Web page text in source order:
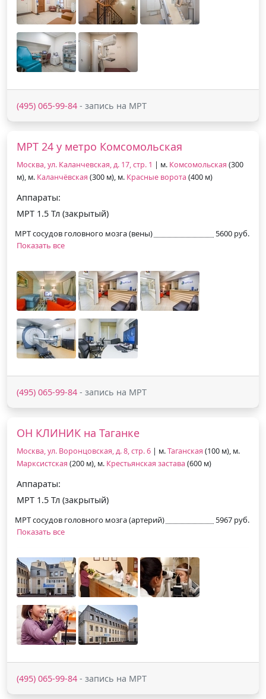
(495) 065-99-84 - запись на МРТ
МРТ 24 у метро Комсомольская
Москва, ул. Каланчевская, д. 17, стр. 1 | м. Комсомольская (300
м), м. Каланчёвская (300 м), м. Красные ворота (400 м)
Аппараты:
МРТ 1.5 Тл (закрытый)
МРТ сосудов головного мозга (вены)
5600 руб.
Показать все
(495) 065-99-84 - запись на МРТ
ОН КЛИНИК на Таганке
Москва, ул. Воронцовская, д. 8, стр. 6 | м.Таганская (100 м), м.
Марксистская (200 м), м. Крестьянская застава (600 м)
Аппараты:
МРТ 1.5 Тл (закрытый)
МРТ сосудов головного мозга (артерий)
5967 руб.
Показать все
(495) 065-99-84 - запись на МРТ